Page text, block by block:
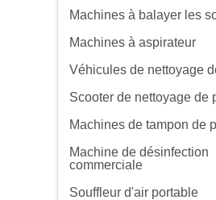
Machines à balayer les
Machines à aspirateur
Véhicules de nettoyage
Scooter de nettoyage de
Machines de tampon de
Machine de désinfection
commerciale
Souffleur d'air portable